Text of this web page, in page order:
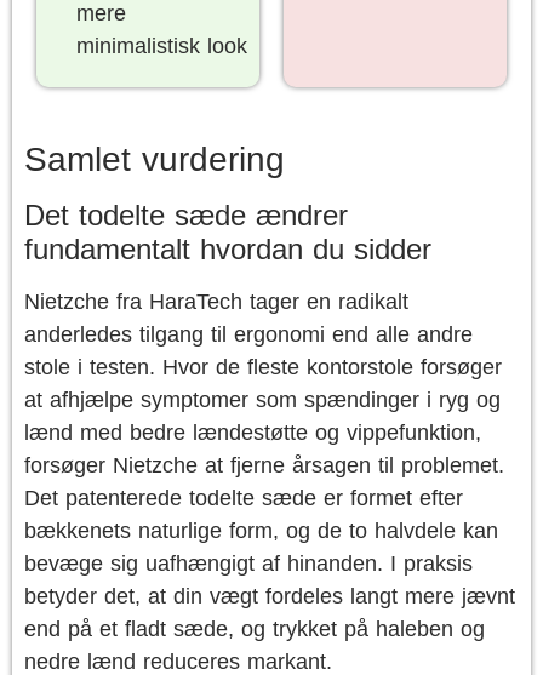
mere
minimalistisk look
Samlet vurdering
Det todelte sæde ændrer
fundamentalt hvordan du sidder
Nietzche fra HaraTech tager en radikalt
anderledes tilgang til ergonomi end alle andre
stole i testen. Hvor de fleste kontorstole forsøger
at afhjælpe symptomer som spændinger i ryg og
lænd med bedre lændestøtte og vippefunktion,
forsøger Nietzche at fjerne årsagen til problemet.
Det patenterede todelte sæde er formet efter
bækkenets naturlige form, og de to halvdele kan
bevæge sig uafhængigt af hinanden. I praksis
betyder det, at din vægt fordeles langt mere jævnt
end på et fladt sæde, og trykket på haleben og
nedre lænd reduceres markant.